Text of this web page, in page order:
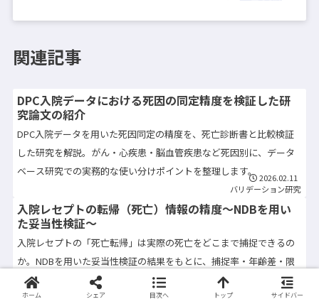
関連記事
DPC入院データにおける死因の同定精度を検証した研
究論文の紹介
DPC入院データを用いた死因同定の精度を、死亡診断書と比較検証
した研究を解説。がん・心疾患・脳血管疾患など死因別に、データ
ベース研究での実務的な使い分けポイントを整理します。2026.02.11
バリデーション研究
入院レセプトの転帰（死亡）情報の精度〜NDBを用い
た妥当性検証〜
入院レセプトの「死亡転帰」は実際の死亡をどこまで捕捉できるの
か。NDBを用いた妥当性検証の結果をもとに、捕捉率・年齢差・限
界点を整理し、データベース研究実務での活用上の注意点を解説し
ます。
2026.02.11
バリデーション研究
ホーム シェア 目次へ トップ サイドバー